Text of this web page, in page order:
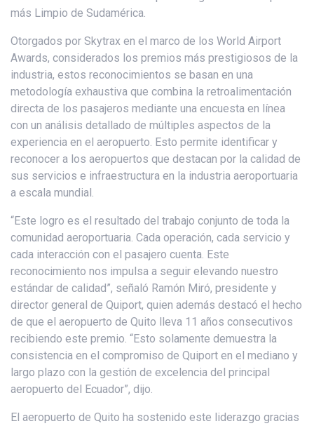
más Limpio de Sudamérica.
Otorgados por Skytrax en el marco de los World Airport
Awards, considerados los premios más prestigiosos de la
industria, estos reconocimientos se basan en una
metodología exhaustiva que combina la retroalimentación
directa de los pasajeros mediante una encuesta en línea
con un análisis detallado de múltiples aspectos de la
experiencia en el aeropuerto. Esto permite identificar y
reconocer a los aeropuertos que destacan por la calidad de
sus servicios e infraestructura en la industria aeroportuaria
a escala mundial.
“Este logro es el resultado del trabajo conjunto de toda la
comunidad aeroportuaria. Cada operación, cada servicio y
cada interacción con el pasajero cuenta. Este
reconocimiento nos impulsa a seguir elevando nuestro
estándar de calidad”, señaló Ramón Miró, presidente y
director general de Quiport, quien además destacó el hecho
de que el aeropuerto de Quito lleva 11 años consecutivos
recibiendo este premio. “Esto solamente demuestra la
consistencia en el compromiso de Quiport en el mediano y
largo plazo con la gestión de excelencia del principal
aeropuerto del Ecuador”, dijo.
El aeropuerto de Quito ha sostenido este liderazgo gracias